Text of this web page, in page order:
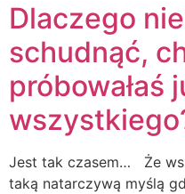
Dlaczego
schudnąć,
próbowałaś
Jest tak czasem… Że
taką natarczywą myślą